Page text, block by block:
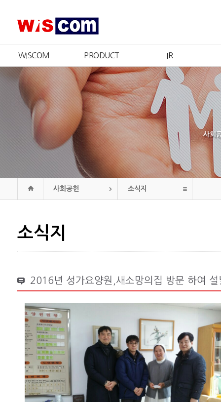
WISCOM
회사소개
CEO 인사
경영철학
CI
연혁
조직도
오시는길
PRODUCT
제품소개
인증현황
IR
IR개요
주가정보
재무정보
공시정보
공고
사회
사회공헌 소식지
소식지
2016년 성가요양원,새소망의집 방문 하여 설